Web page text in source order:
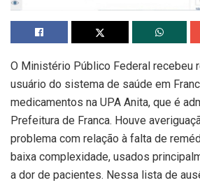
O Ministério Público Federal recebeu
usuário do sistema de saúde em
medicamentos na UPA Anita, que é
Prefeitura de Franca. Houve
problema com relação à falta de
baixa complexidade, usados
a dor de pacientes. Nessa lista de